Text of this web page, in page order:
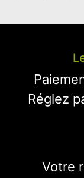
Réglez
Votre